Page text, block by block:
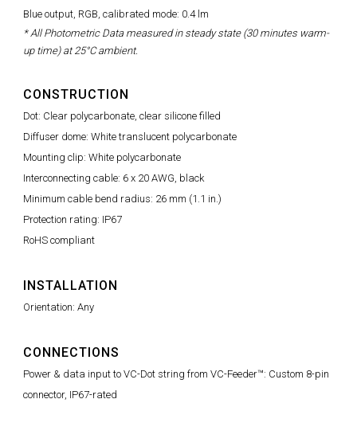
Blue output, RGB, calibrated mode: 0.4 lm
* All Photometric Data measured in steady state (30 minutes warm-
up time) at 25°C ambient.
CONSTRUCTION
Dot: Clear polycarbonate, clear silicone filled
Diffuser dome: White translucent polycarbonate
Mounting clip: White polycarbonate
Interconnecting cable: 6 x 20 AWG, black
Minimum cable bend radius: 26 mm (1.1 in.)
Protection rating: IP67
RoHS compliant
INSTALLATION
Orientation: Any
CONNECTIONS
Power & data input to VC-Dot string from VC-Feeder™: Custom 8-pin
connector, IP67-rated